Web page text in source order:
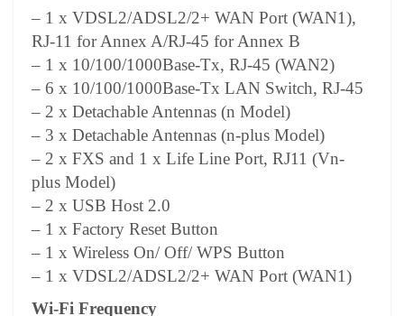
– 1 x VDSL2/ADSL2/2+ WAN Port (WAN1),
RJ-11 for Annex A/RJ-45 for Annex B
– 1 x 10/100/1000Base-Tx, RJ-45 (WAN2)
– 6 x 10/100/1000Base-Tx LAN Switch, RJ-45
– 2 x Detachable Antennas (n Model)
– 3 x Detachable Antennas (n-plus Model)
– 2 x FXS and 1 x Life Line Port, RJ11 (Vn-
plus Model)
– 2 x USB Host 2.0
– 1 x Factory Reset Button
– 1 x Wireless On/ Off/ WPS Button
– 1 x VDSL2/ADSL2/2+ WAN Port (WAN1)
Wi-Fi Frequency